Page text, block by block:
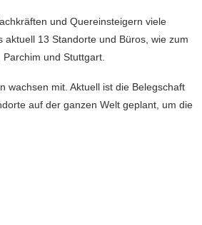
und Quereinsteigern viele
13 Standorte und Büros, wie zum
und Stuttgart.
wachsen mit. Aktuell ist die Belegschaft
auf der ganzen Welt geplant, um die